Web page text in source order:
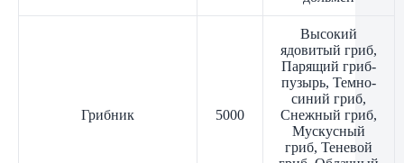
Грибник 5000
Высокий
ядовитый гриб,
Парящий гриб-
пузырь, Темно-
синий гриб,
Снежный гриб,
Мускусный
гриб, Теневой